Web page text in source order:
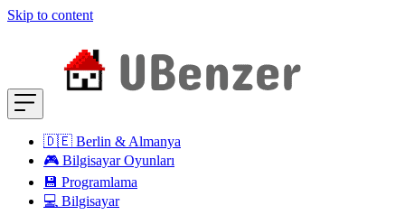
Skip to content
🇩🇪 Berlin & Almanya
🎮 Bilgisayar Oyunları
💾 Programlama
💻 Bilgisayar